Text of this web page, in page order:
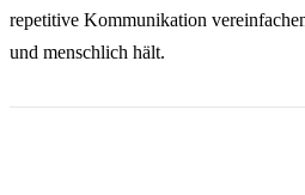
repetitive Kommunikation
und menschlich hält.